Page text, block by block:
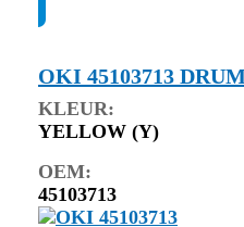
OKI 45103713
KLEUR:
YELLOW (Y)
OEM:
45103713